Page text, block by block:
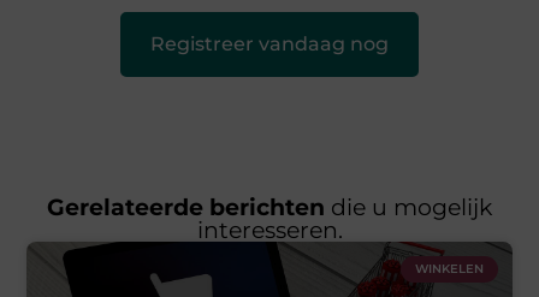
Registreer vandaag nog
Gerelateerde berichten die u mogelijk
interesseren.
WINKELEN